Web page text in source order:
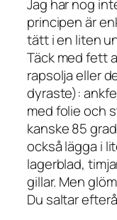
Jag har nog
principen är
tätt i en liten
Täck med fett
rapsolja eller
dyraste):
med folie och
kanske 85
också lägga i
lagerblad,
gillar. Men
Du saltar